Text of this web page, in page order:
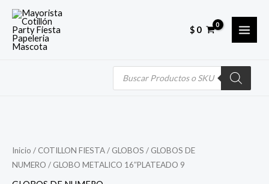
Skip
content
$0
Búsqueda
Inicio / COTILLON FIESTA/ GLOBOS / GLOBOS DE
NUMERO / GLOBO METALICO 16″PLATEADO 9